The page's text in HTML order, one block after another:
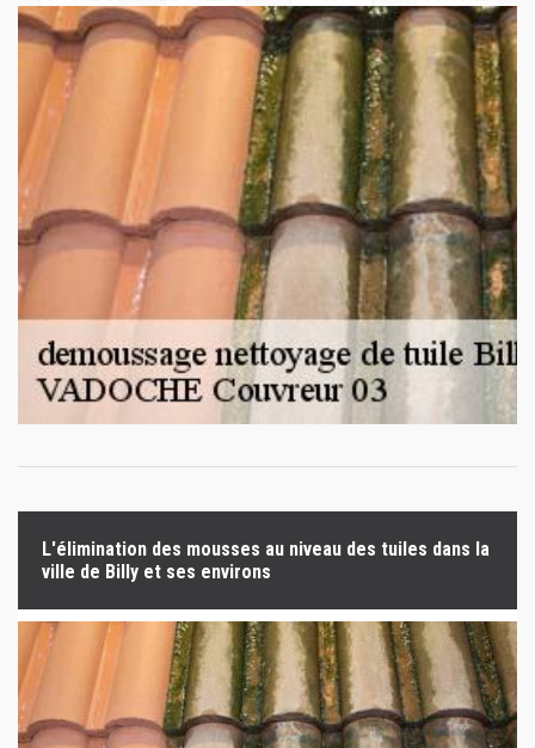
03
L'élimination des mousses au niveau des tuiles dans la
ville de Billy et ses environs